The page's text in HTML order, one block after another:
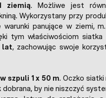
ziemią. Możliwe jest
Wykorzystany przy
panujące w ziemi,
tym właściwościom siatka
lat, zachowując swoje
w szpuli 1 x 50 m. Oczko siatki
by nie niszczyć